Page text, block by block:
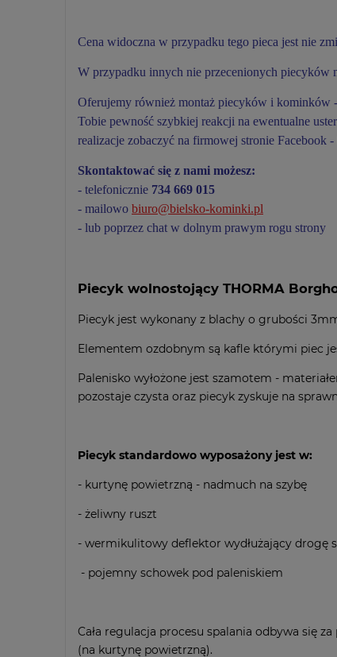
Cena widoczna w przypadku tego pieca jest nie
W przypadku innych nie przecenionych piecyków
Oferujemy również montaż piecyków i kominków
Tobie pewność szybkiej reakcji na ewentualne
realizacje zobaczyć na firmowej stronie Facebook
Skontaktować się z nami możesz:
- telefonicznie 734 669 015
- mailowo biuro@bielsko-kominki.pl
- lub poprzez chat w dolnym prawym rogu strony
Piecyk wolnostojący THORMA
Piecyk jest wykonany z blachy o grubości
Elementem ozdobnym są kafle którymi piec
Palenisko wyłożone jest szamotem -
pozostaje czysta oraz piecyk zyskuje na
Piecyk standardowo wyposażony jest w:
- kurtynę powietrzną - nadmuch na szybę
- żeliwny ruszt
- wermikulitowy deflektor wydłużający drogę
- pojemny schowek pod paleniskiem
Cała regulacja procesu spalania odbywa się
(na kurtynę powietrzną).